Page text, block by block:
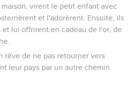
virent le petit enfant avec
et l'adorèrent. Ensuite, ils
et lui offrirent en cadeau de l'or, de
rêve de ne pas retourner vers
leur pays par un autre chemin.